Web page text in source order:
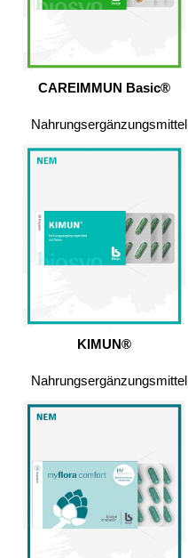
CAREIMMUN Basic®
Nahrungsergänzungsmittel
KIMUN®
Nahrungsergänzungsmittel